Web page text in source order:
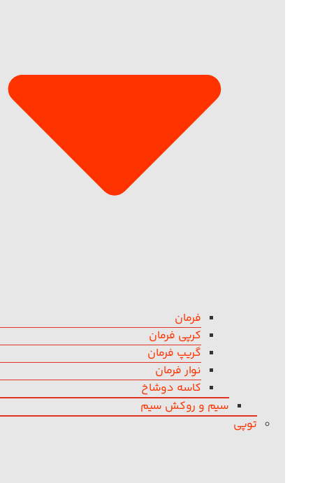
فرمان
کرپی فرمان
گریپ فرمان
نوار فرمان
کاسه دوشاخ
سیم و روکش سیم
توپی